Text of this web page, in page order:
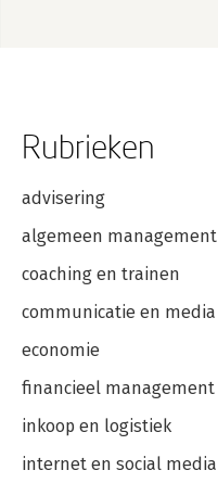
Rubrieken
advisering
algemeen management
coaching en trainen
communicatie en media
economie
financieel management
inkoop en logistiek
internet en social media